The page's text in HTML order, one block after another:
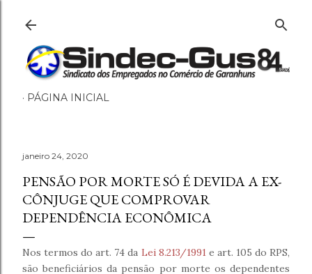
Pular para o conteúdo
PÁGINA INICIAL
janeiro 24, 2020
PENSÃO POR MORTE SÓ É DEVIDA A EX-
CÔNJUGE QUE COMPROVAR
DEPENDÊNCIA ECONÔMICA
Nos termos do art. 74 da Lei 8.213/1991e art. 105 do RPS,
são beneficiários da pensão por morte os dependentes